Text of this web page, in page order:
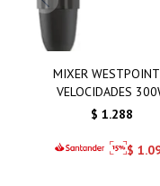
MIXER
VELOCIDADES
$ 1.288
$